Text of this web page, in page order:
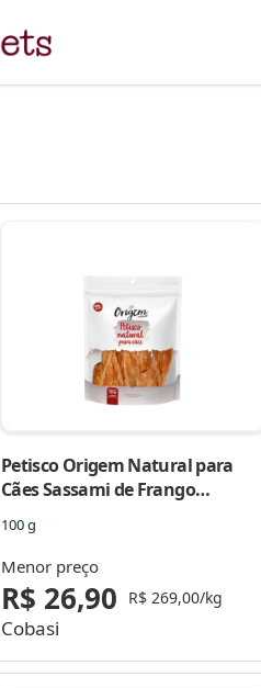
Petisco Origem Natural para
Cães Sassami de Frango
100 g
Menor preço
R$ 26,90 R$ 269,00/kg
Cobasi